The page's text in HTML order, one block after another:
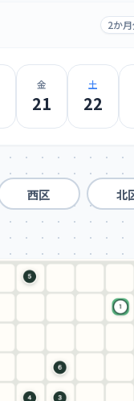
2か
金
21
土
22
西区 北